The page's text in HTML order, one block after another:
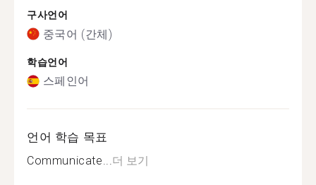
구사언어
중국어 (간체)
학습언어
스페인어
언어 학습 목표
Communicate...더 보기